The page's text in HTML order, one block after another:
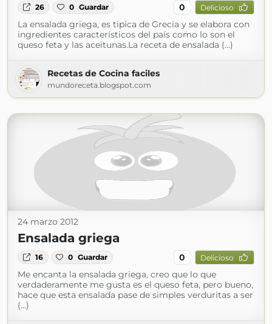
26 0 Guardar 0 Delicioso
La ensalada griega, es tipica de Grecia y se elabora con
ingredientes característicos del país como lo son el
queso feta y las aceitunas.La receta de ensalada (...)
Recetas de Cocina faciles
mundoreceta.blogspot.com
24 marzo 2012
Ensalada griega
16 0 Guardar 0 Delicioso
Me encanta la ensalada griega, creo que lo que
verdaderamente me gusta es el queso feta, pero bueno,
hace que esta ensalada pase de simples verduritas a ser
(...)